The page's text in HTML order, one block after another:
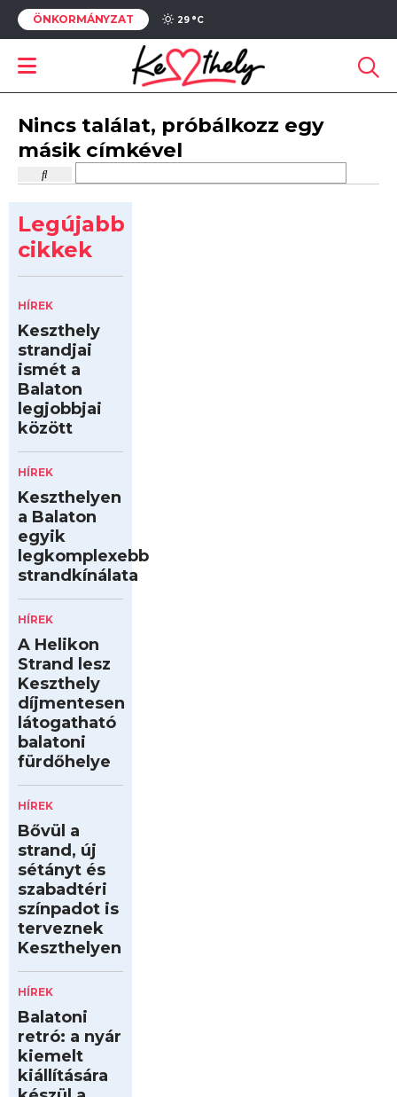
ÖNKORMÁNYZAT 29 °C
Nincs találat, próbálkozz egy
másik címkével
Legújabb
cikkek
HÍREK
Keszthely
strandjai
ismét a
Balaton
legjobbjai
között
HÍREK
Keszthelyen
a Balaton
egyik
legkomplexebb
strandkínálata
HÍREK
A Helikon
Strand lesz
Keszthely
díjmentesen
látogatható
balatoni
fürdőhelye
HÍREK
Bővül a
strand, új
sétányt és
szabadtéri
színpadot is
terveznek
Keszthelyen
HÍREK
Balatoni
retró: a nyár
kiemelt
kiállítására